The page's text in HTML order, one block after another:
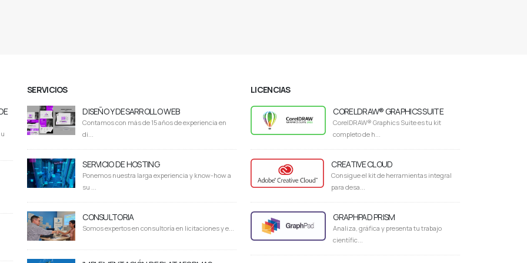
SERVICIOS
DISEÑO Y DESARROLLO WEB
Contamos con más de 15 años de experiencia en
di...
SERVICIO DE HOSTING
Ponemos nuestra larga experiencia y know-how a
su ...
CONSULTORIA
Somos expertos en consultoría en licitaciones y e...
LICENCIAS
CORELDRAW® GRAPHICS SUITE
CorelDRAW® Graphics Suite es tu kit
completo de h...
CREATIVE CLOUD
Consigue el kit de herramientas integral
para desa...
GRAPHPAD PRISM
Analiza, gráfica y presenta tu trabajo
científic...